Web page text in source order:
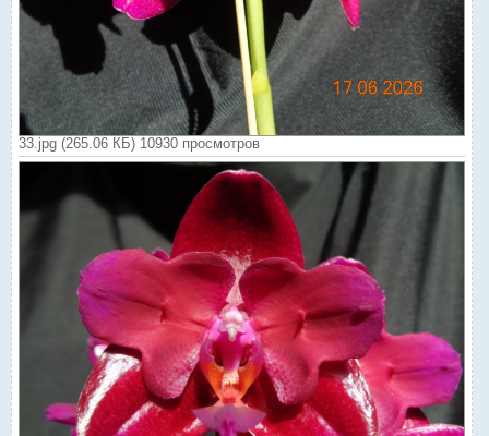
33.jpg (265.06 КБ) 10930 просмотров